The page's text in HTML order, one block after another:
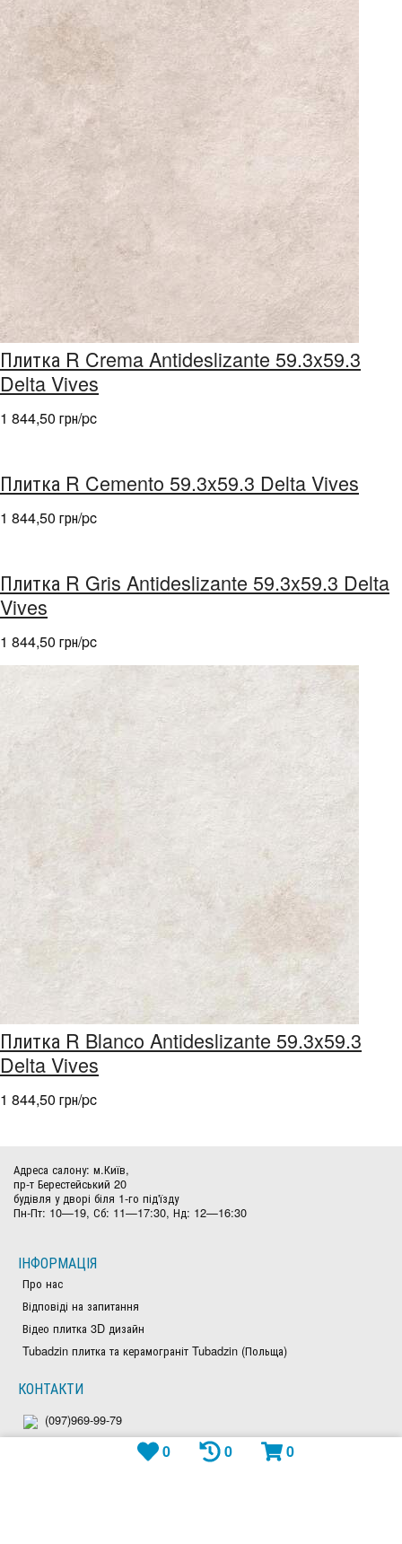
Плитка R Crema Antideslizante 59.3x59.3
Delta Vives
1 844,50 грн/pc
Плитка R Cemento 59.3x59.3 Delta Vives
1 844,50 грн/pc
Плитка R Gris Antideslizante 59.3x59.3 Delta
Vives
1 844,50 грн/pc
Плитка R Blanco Antideslizante 59.3x59.3
Delta Vives
1 844,50 грн/pc
Адреса салону: м.Київ,
пр-т Берестейський 20
будівля у дворі біля 1-го під'їзду
Пн-Пт: 10—19, Сб: 11—17:30, Нд: 12—16:30
ІНФОРМАЦІЯ
Про нас
Відповіді на запитання
Відео плитка 3D дизайн
Tubadzin плитка та керамограніт Tubadzin (Польща)
КОНТАКТИ
(097)969-99-79
0 0 0